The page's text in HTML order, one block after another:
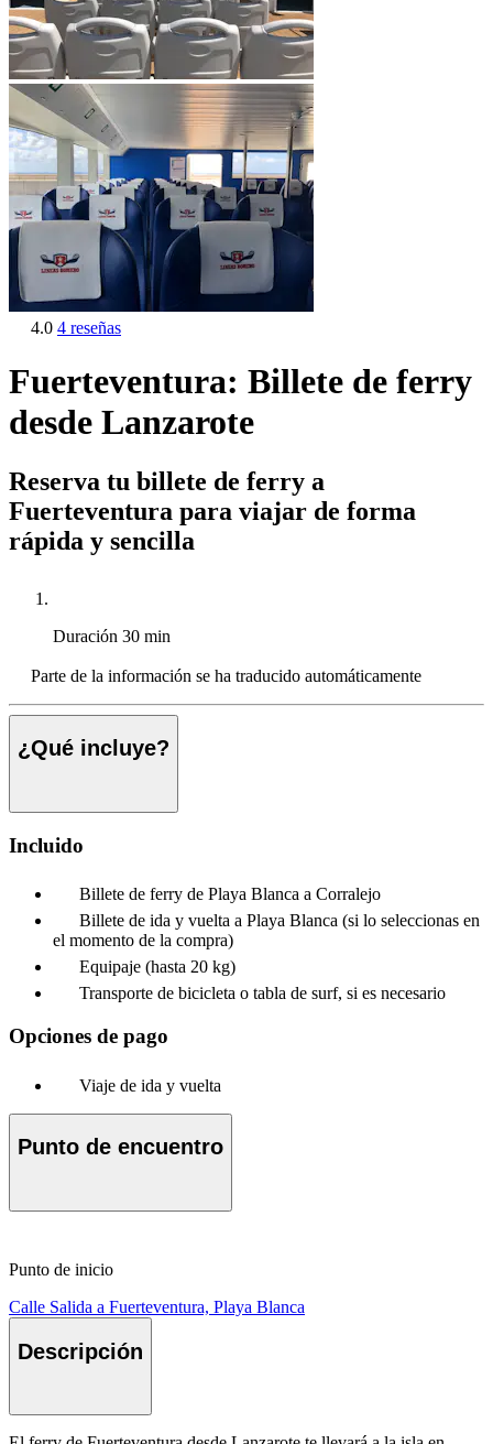
4.0 4 reseñas
Fuerteventura: Billete de ferry
desde Lanzarote
Reserva tu billete de ferry a
Fuerteventura para viajar de forma
rápida y sencilla
Duración 30 min
Parte de la información se ha traducido automáticamente
¿Qué incluye?
Incluido
Billete de ferry de Playa Blanca a Corralejo
Billete de ida y vuelta a Playa Blanca (si lo seleccionas en
el momento de la compra)
Equipaje (hasta 20 kg)
Transporte de bicicleta o tabla de surf, si es necesario
Opciones de pago
Viaje de ida y vuelta
Punto de encuentro
Punto de inicio
Calle Salida a Fuerteventura, Playa Blanca
Descripción